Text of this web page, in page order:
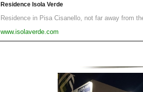
Residence Isola Verde
Residence in Pisa Cisanello, not far away from
www.isolaverde.com